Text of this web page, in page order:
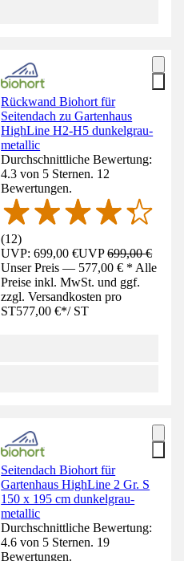
Rückwand Biohort für
Seitendach zu Gartenhaus
HighLine H2-H5 dunkelgrau-
metallic
Durchschnittliche Bewertung:
4.3 von 5 Sternen. 12
Bewertungen.
(12)
UVP: 699,00 €UVP699,00 €
Unser Preis — 577,00 € * Alle
Preise inkl. MwSt. und ggf.
zzgl. Versandkosten pro
ST577,00 €*/ ST
Seitendach Biohort für
Gartenhaus HighLine 2 Gr. S
150 x 195 cm dunkelgrau-
metallic
Durchschnittliche Bewertung:
4.6 von 5 Sternen. 19
Bewertungen.